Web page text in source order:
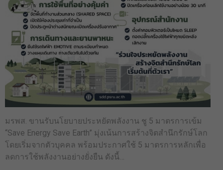
มรพส. ขานรับนโยบายประหยัดพลังงาน ชู 5 มาตรการเข้ม
“Save Energy Save Earth” มุ่งเน้นการสร้างจิตสำนึกรักษ์โลก
โดยเริ่มจากตัวบุคคล พร้อมประกาศใช้ 5 มาตรการหลักเพื่อ
ลดการใช้พลังงานอย่างยั่งยืน ดังนี้…